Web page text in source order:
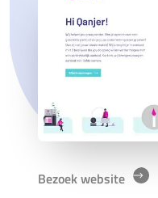
Bezoek website